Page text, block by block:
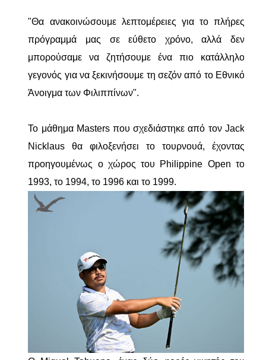
"Θα ανακοινώσουμε λεπτομέρειες για το πλήρες
πρόγραμμά μας σε εύθετο χρόνο, αλλά δεν
μπορούσαμε να ζητήσουμε ένα πιο κατάλληλο
γεγονός για να ξεκινήσουμε τη σεζόν από το Εθνικό
Άνοιγμα των Φιλιππίνων".
Το μάθημα Masters που σχεδιάστηκε από τον Jack
Nicklaus θα φιλοξενήσει το τουρνουά, έχοντας
προηγουμένως ο χώρος του Philippine Open το
1993, το 1994, το 1996 και το 1999.